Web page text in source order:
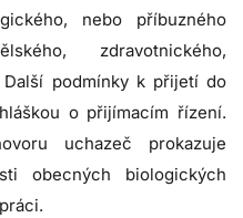
nebo příbuzného
zdravotnického,
podmínky k přijetí do
o přijímacím řízení.
uchazeč prokazuje
obecných biologických